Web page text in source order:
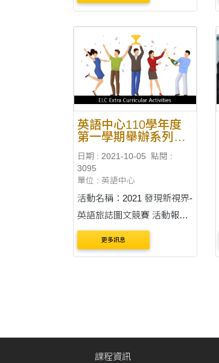
間：2/14-3/10 3/28） 全民英
細節：http://ithu.tw/geptm 多
益聽讀校園考：2022 年 5 月
14 日（星期六....
英語中心110學年度
第一學期舉辦系列英
語文活動
日期 : 2021-10-05
點閱 :
3095
單位 : 英語中心
活動名稱：2021 發現新視界-
英語旅誌圖文競賽 活動報名
網址：
https://ithu.tw/2021poster 在
更多訊息
課程資訊